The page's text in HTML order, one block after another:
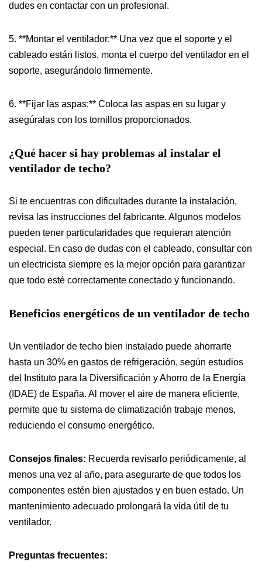
dudes en contactar con un profesional.
5. **Montar el ventilador:** Una vez que el soporte y el
cableado están listos, monta el cuerpo del ventilador en el
soporte, asegurándolo firmemente.
6. **Fijar las aspas:** Coloca las aspas en su lugar y
asegúralas con los tornillos proporcionados.
¿Qué hacer si hay problemas al instalar el
ventilador de techo?
Si te encuentras con dificultades durante la instalación,
revisa las instrucciones del fabricante. Algunos modelos
pueden tener particularidades que requieran atención
especial. En caso de dudas con el cableado, consultar con
un electricista siempre es la mejor opción para garantizar
que todo esté correctamente conectado y funcionando.
Beneficios energéticos de un ventilador de techo
Un ventilador de techo bien instalado puede ahorrarte
hasta un 30% en gastos de refrigeración, según estudios
del Instituto para la Diversificación y Ahorro de la Energía
(IDAE) de España. Al mover el aire de manera eficiente,
permite que tu sistema de climatización trabaje menos,
reduciendo el consumo energético.
Consejos finales: Recuerda revisarlo periódicamente, al
menos una vez al año, para asegurarte de que todos los
componentes estén bien ajustados y en buen estado. Un
mantenimiento adecuado prolongará la vida útil de tu
ventilador.
Preguntas frecuentes: